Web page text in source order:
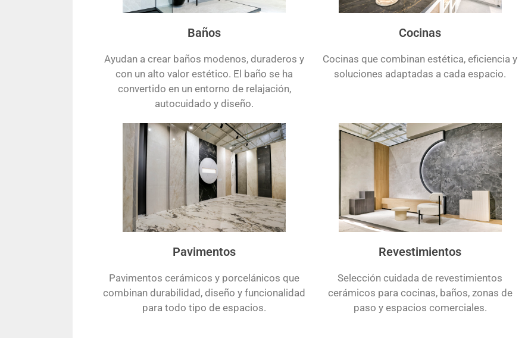
Baños
Ayudan a crear baños modenos, duraderos y
con un alto valor estético. El baño se ha
convertido en un entorno de relajación,
autocuidado y diseño.
Cocinas
Cocinas que combinan estética, eficiencia y
soluciones adaptadas a cada espacio.
Pavimentos
Pavimentos cerámicos y porcelánicos que
combinan durabilidad, diseño y funcionalidad
para todo tipo de espacios.
Revestimientos
Selección cuidada de revestimientos
cerámicos para cocinas, baños, zonas de
paso y espacios comerciales.